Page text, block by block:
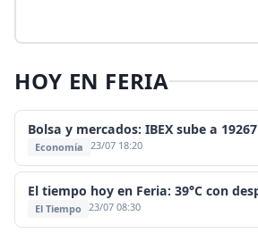
HOY EN FERIA
Bolsa y mercados: IBEX sube a 19267
Economía 23/07 18:20
El tiempo hoy en Feria: 39°C con
El Tiempo 23/07 08:30